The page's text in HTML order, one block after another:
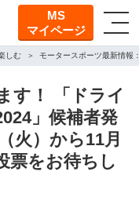
MS
マイページ
しむ モータースポーツ最新情報
す！ 「ドライ
」候補者発
火）から11月
票をお待ちし